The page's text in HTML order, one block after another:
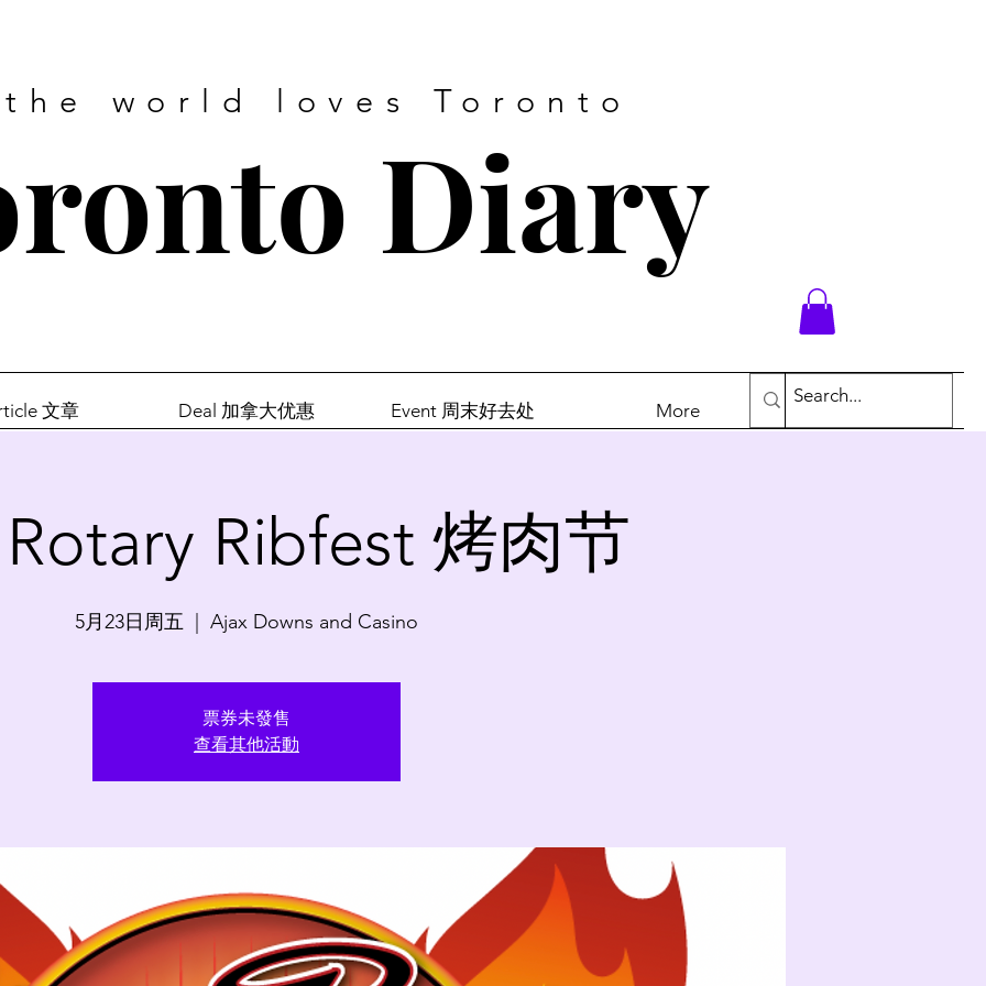
world loves Toronto
Diary
文章 Deal 加拿大优惠 Event 周末好去处 More
Ribfest 烤肉节
5月23日周五 Ajax Downs and Casino
票券未發售
查看其他活動